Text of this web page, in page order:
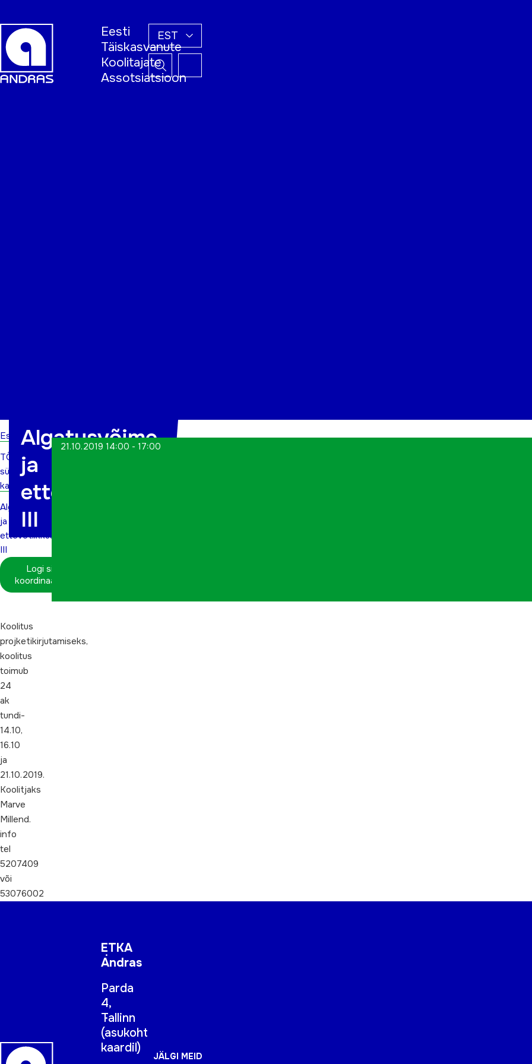
Eesti
Täiskasvanute
Koolitajate
Assotsiatsioon
EST
Esileht
TÕN
sündmuste
kalender
Algatusvõime
ja
ettevõtlikkus
III
Logi sisse
koordinaatorina
Algatusvõime
ja
ettevõtlikkus
III
21.10.2019 14:00 - 17:00
Koolitus
projketikirjutamiseks,
koolitus
toimub
24
ak
tundi-
14.10,
16.10
ja
21.10.2019.
Koolitjaks
Marve
Millend.
info
tel
5207409
või
53076002
ETKA
Andras
Parda
4,
Tallinn
(asukoht
kaardil)
JÄLGI MEID